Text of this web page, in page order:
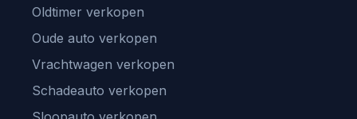
Oldtimer verkopen
Oude auto verkopen
Vrachtwagen verkopen
Schadeauto verkopen